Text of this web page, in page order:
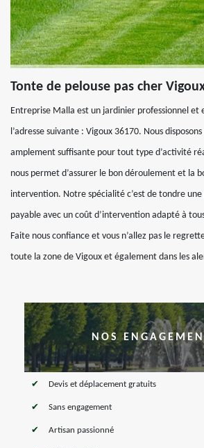
Tonte de pelouse pas cher
Entreprise Malla est un jardinier professionnel et
l’adresse suivante : Vigoux 36170. Nous
amplement suffisante pour tout type d’activité
nous permet d’assurer le bon déroulement et la
intervention. Notre spécialité c’est de tondre une
payable avec un coût d’intervention adapté à
Faite nous confiance et vous n’allez pas le
toute la zone de Vigoux et également dans les
NOS
Devis et déplacement gratuits
Sans engagement
Artisan passionné